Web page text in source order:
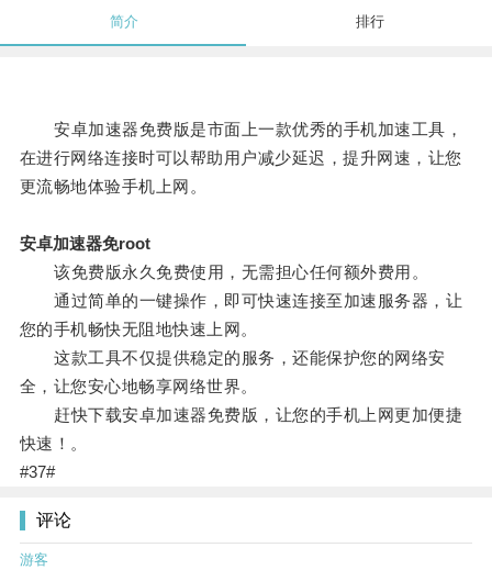
简介 排行
安卓加速器免费版是市面上一款优秀的手机加速工具，
在进行网络连接时可以帮助用户减少延迟，提升网速，让您
更流畅地体验手机上网。
安卓加速器免root
该免费版永久免费使用，无需担心任何额外费用。
通过简单的一键操作，即可快速连接至加速服务器，让
您的手机畅快无阻地快速上网。
这款工具不仅提供稳定的服务，还能保护您的网络安
全，让您安心地畅享网络世界。
赶快下载安卓加速器免费版，让您的手机上网更加便捷
快速！。
#37#
评论
游客